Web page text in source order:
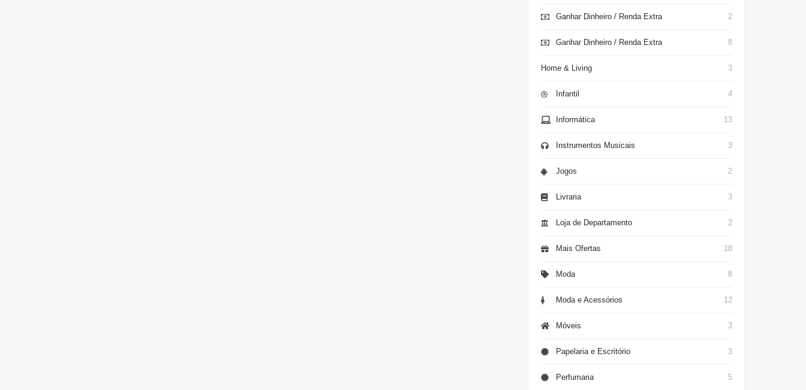
Ganhar Dinheiro / Renda Extra 2
Ganhar Dinheiro / Renda Extra 8
Home & Living 3
Infantil 4
Informática 13
Instrumentos Musicais 3
Jogos 2
Livraria 3
Loja de Departamento 2
Mais Ofertas 18
Moda 8
Moda e Acessórios 12
Móveis 3
Papelaria e Escritório 3
Perfumaria 5